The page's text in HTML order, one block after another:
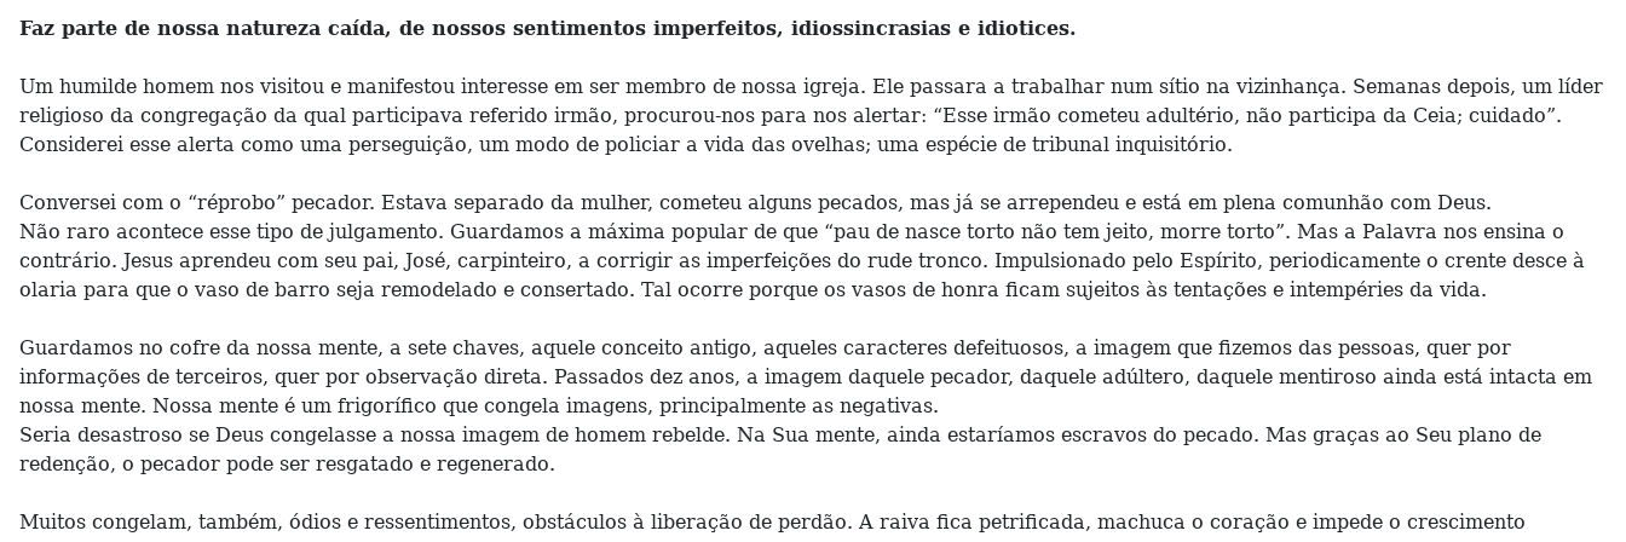
Faz parte de nossa natureza caída, de nossos sentimentos imperfeitos, idiossincrasias e idiotices.
Um humilde homem nos visitou e manifestou interesse em ser membro de nossa igreja. Ele passara a trabalhar num sítio na vizinhança. Semanas depois, um líder
religioso da congregação da qual participava referido irmão, procurou-nos para nos alertar: “Esse irmão cometeu adultério, não participa da Ceia; cuidado”.
Considerei esse alerta como uma perseguição, um modo de policiar a vida das ovelhas; uma espécie de tribunal inquisitório.
Conversei com o “réprobo” pecador. Estava separado da mulher, cometeu alguns pecados, mas já se arrependeu e está em plena comunhão com Deus.
Não raro acontece esse tipo de julgamento. Guardamos a máxima popular de que “pau de nasce torto não tem jeito, morre torto”. Mas a Palavra nos ensina o
contrário. Jesus aprendeu com seu pai, José, carpinteiro, a corrigir as imperfeições do rude tronco. Impulsionado pelo Espírito, periodicamente o crente desce à
olaria para que o vaso de barro seja remodelado e consertado. Tal ocorre porque os vasos de honra ficam sujeitos às tentações e intempéries da vida.
Guardamos no cofre da nossa mente, a sete chaves, aquele conceito antigo, aqueles caracteres defeituosos, a imagem que fizemos das pessoas, quer por
informações de terceiros, quer por observação direta. Passados dez anos, a imagem daquele pecador, daquele adúltero, daquele mentiroso ainda está intacta em
nossa mente. Nossa mente é um frigorífico que congela imagens, principalmente as negativas.
Seria desastroso se Deus congelasse a nossa imagem de homem rebelde. Na Sua mente, ainda estaríamos escravos do pecado. Mas graças ao Seu plano de
redenção, o pecador pode ser resgatado e regenerado.
Muitos congelam, também, ódios e ressentimentos, obstáculos à liberação de perdão. A raiva fica petrificada, machuca o coração e impede o crescimento